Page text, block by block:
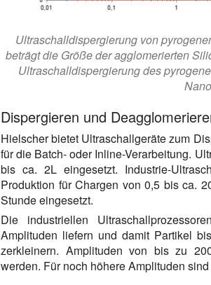
Ultraschalldispergierung von
beträgt die Größe der agglomerierten
Ultraschalldispergierung des
Dispergieren und
Hielscher bietet Ultraschallgeräte zum
für die Batch- oder Inline-Verarbeitung.
bis ca. 2L eingesetzt. Industrie-
Produktion für Chargen von 0,5 bis ca.
Stunde eingesetzt.
Die industriellen
Amplituden liefern und damit Partikel
zerkleinern. Amplituden von bis zu
werden. Für noch höhere Amplituden